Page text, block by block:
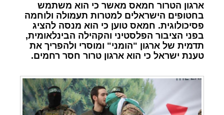
ארגון הטרור חמאס מאשר כי הוא משתמש
בחטופים הישראלים למטרות תעמולה ולוחמה
פסיכולוגית. חמאס טוען כי הוא מנסה להציג
בפני הציבור הפלסטיני והקהילה הבינלאומית,
תדמית של ארגון "הומני" ומוסרי ולהפריך את
טענת ישראל כי הוא ארגון טרור חסר רחמים.